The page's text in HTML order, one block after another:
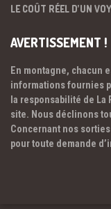
LE COÛT RÉEL D’UN
AVERTISSEMENT !
En montagne, chacun
informations fournies
la responsabilité de
site. Nous déclinons
Concernant nos
pour toute demande